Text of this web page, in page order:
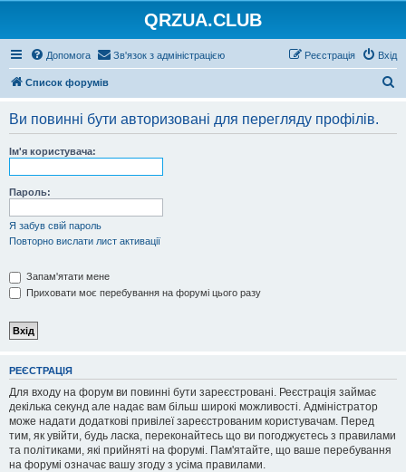
QRZUA.CLUB
Допомога Зв'язок з адміністрацією Вхід
Реєстрація
Список форумів
Ви повинні бути авторизовані для перегляду профілів.
Ім'я користувача:
Пароль:
Я забув свій пароль
Повторно вислати лист активації
Запам'ятати мене
Приховати моє перебування на форумі цього разу
РЕЄСТРАЦІЯ
Для входу на форум ви повинні бути зареєстровані. Реєстрація займає
декілька секунд але надає вам більш широкі можливості. Адміністратор
може надати додаткові привілеї зареєстрованим користувачам. Перед
тим, як увійти, будь ласка, переконайтесь що ви погоджуєтесь з правилами
та політиками, які прийняті на форумі. Пам'ятайте, що ваше перебування
на форумі означає вашу згоду з усіма правилами.